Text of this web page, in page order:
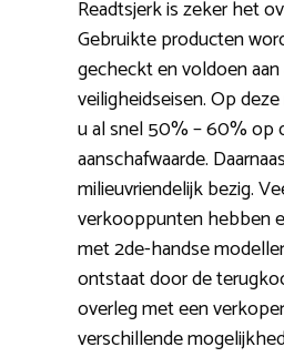
Readtsjerk is zeker het
Gebruikte producten
gecheckt en voldoen
veiligheidseisen. Op
u al snel 50% – 60% op
aanschafwaarde.
milieuvriendelijk bezig.
verkooppunten hebben
met 2de-handse
ontstaat door de
overleg met een
verschillende